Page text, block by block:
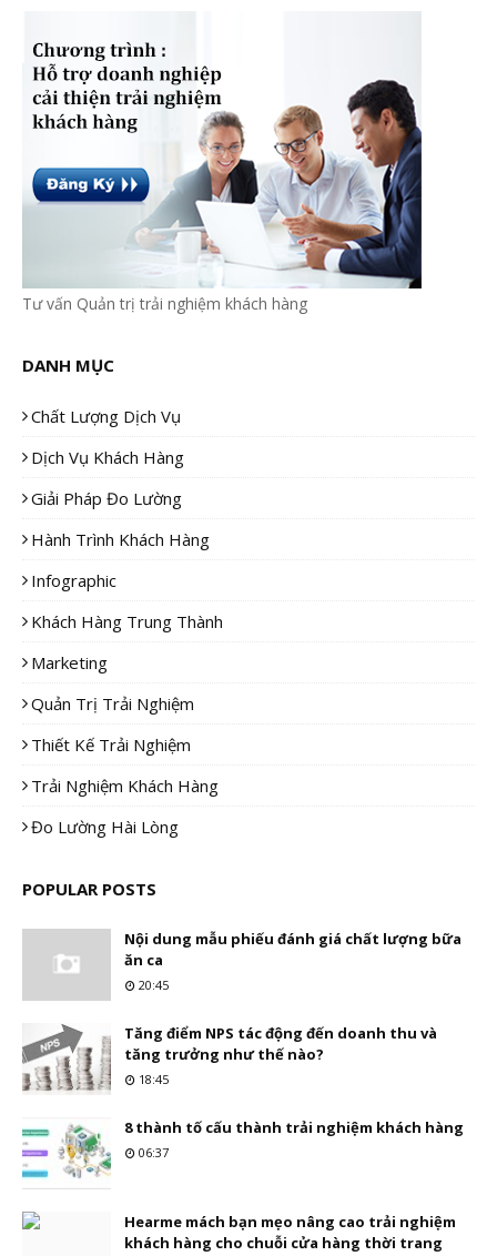
Tư vấn Quản trị trải nghiệm khách hàng
DANH MỤC
Chất Lượng Dịch Vụ
Dịch Vụ Khách Hàng
Giải Pháp Đo Lường
Hành Trình Khách Hàng
Infographic
Khách Hàng Trung Thành
Marketing
Quản Trị Trải Nghiệm
Thiết Kế Trải Nghiệm
Trải Nghiệm Khách Hàng
Đo Lường Hài Lòng
POPULAR POSTS
Nội dung mẫu phiếu đánh giá chất lượng bữa
ăn ca
20:45
Tăng điểm NPS tác động đến doanh thu và
tăng trưởng như thế nào?
18:45
8 thành tố cấu thành trải nghiệm khách hàng
06:37
Hearme mách bạn mẹo nâng cao trải nghiệm
khách hàng cho chuỗi cửa hàng thời trang